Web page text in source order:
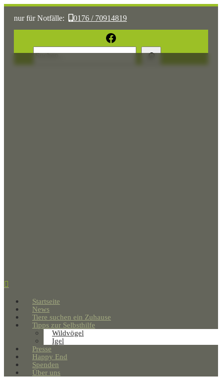
nur für Notfälle: 0176 / 70914819
Sonst: tierhilfe.wolfsburg@t-online.de
Facebook
Startseite
News
Tiere suchen ein Zuhause
Tipps zur Selbsthilfe
Wildvögel
Igel
Presse
Happy End
Spenden
Über uns